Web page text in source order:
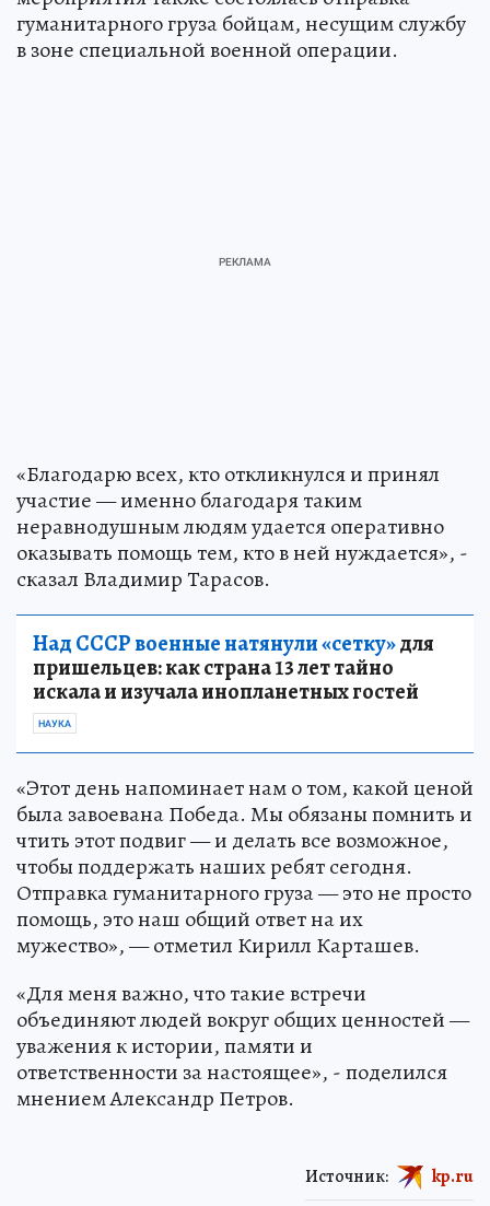
гуманитарного груза бойцам, несущим службу
в зоне специальной военной операции.
«Благодарю всех, кто откликнулся и принял
участие — именно благодаря таким
неравнодушным людям удается оперативно
оказывать помощь тем, кто в ней нуждается», -
сказал Владимир Тарасов.
Над СССР военные натянули «сетку»для
пришельцев: как страна 13 лет тайно
искала и изучала инопланетных гостей
НАУКА
«Этот день напоминает нам о том, какой ценой
была завоевана Победа. Мы обязаны помнить и
чтить этот подвиг — и делать все возможное,
чтобы поддержать наших ребят сегодня.
Отправка гуманитарного груза — это не просто
помощь, это наш общий ответ на их
мужество», — отметил Кирилл Карташев.
«Для меня важно, что такие встречи
объединяют людей вокруг общих ценностей —
уважения к истории, памяти и
ответственности за настоящее», - поделился
мнением Александр Петров.
Источник: kp.ru